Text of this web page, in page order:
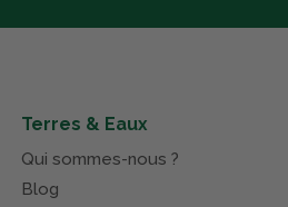
Terres & Eaux
Qui sommes-nous ?
Blog